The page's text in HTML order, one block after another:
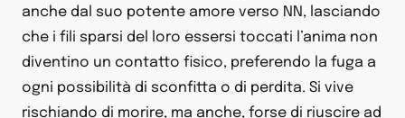
anche dal suo potente amore verso NN, lasciando
che i fili sparsi del loro essersi toccati l’anima non
diventino un contatto fisico, preferendo la fuga a
ogni possibilità di sconfitta o di perdita. Si vive
rischiando di morire, ma anche, forse di riuscire ad